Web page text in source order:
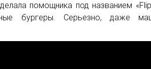
помощника под названием
бургеры. Серьезно, даже